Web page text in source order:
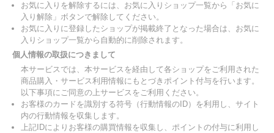
お気に入りを解除するには、お気に入りショップ一覧から「お気に
入り解除」ボタンで解除してください。
お気に入りに登録したショップが掲載終了となった場合は、お気に
入りショップ一覧から自動的に削除されます。
個人情報の取扱につきまして
本サービスでは、本サービスを経由して各ショップをご利用された
商品購入・サービス利用情報にもとづきポイント付与を行います。
以下事項にご同意の上サービスをご利用ください。
お客様のカードを識別する符号（行動情報のID）を利用し、サイト
内の行動情報を収集します。
上記IDによりお客様の購買情報を収集し、ポイントの付与に利用し